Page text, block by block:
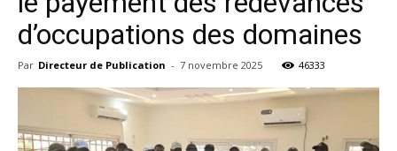
d’occupations des domaines
Par Directeur de Publication - 7 novembre 2025 46333